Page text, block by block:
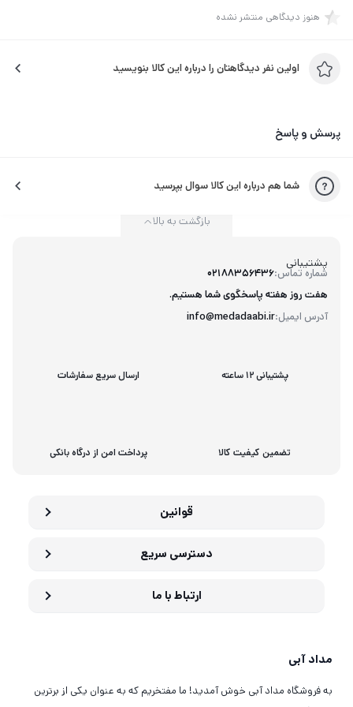
صادقانه نگاشته است. او بی‌باکانه به مسائلی همچون مشکلات
موجب مرگ وی شد می‌پردازد. آدری هپبورن درکنار زندگی هنری خود،
میلیون‌ها کودک از فقر و بیماری کرد. وقتی مردم با تمسخر و کنایه از
هنوز دیدگاهی منتشر نشده
اولین نفر دیدگاهتان را درباره این کالا بنویسید
پرسش و پاسخ
شما هم درباره این کالا سوال بپرسید
پشتیبانی
شماره تماس:02188356436
آدرس ایمیل:info@medadaabi.ir
هفت روز هفته پاسخگوی شما هستیم.
بازگشت به بالا
پشتیبانی 12 ساعته ارسال سریع سفارشات
تضمین کیفیت کالا پرداخت امن از درگاه بانکی
قوانین
دسترسی سریع
ارتباط با ما
مداد آبی
به فروشگاه مداد آبی خوش آمدید! ما مفتخریم که به عنوان یکی از برترین